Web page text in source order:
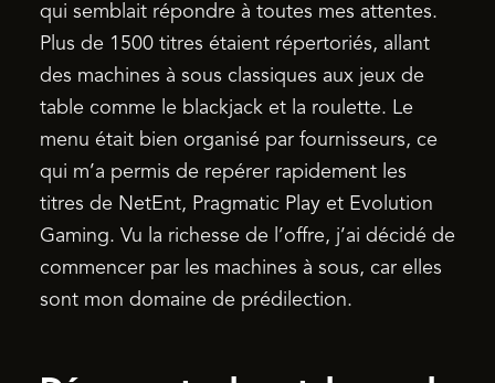
qui semblait répondre à toutes mes attentes.
Plus de 1500 titres étaient répertoriés, allant
des machines à sous classiques aux jeux de
table comme le blackjack et la roulette. Le
menu était bien organisé par fournisseurs, ce
qui m’a permis de repérer rapidement les
titres de NetEnt, Pragmatic Play et Evolution
Gaming. Vu la richesse de l’offre, j’ai décidé de
commencer par les machines à sous, car elles
sont mon domaine de prédilection.